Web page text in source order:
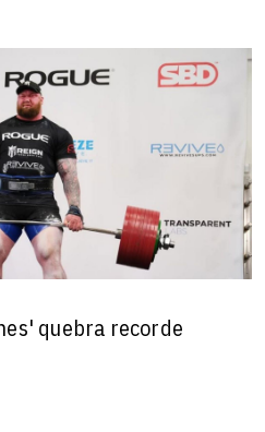
quebra recorde